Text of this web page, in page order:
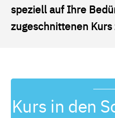
speziell auf Ihre
zugeschnittenen
Kurs in den